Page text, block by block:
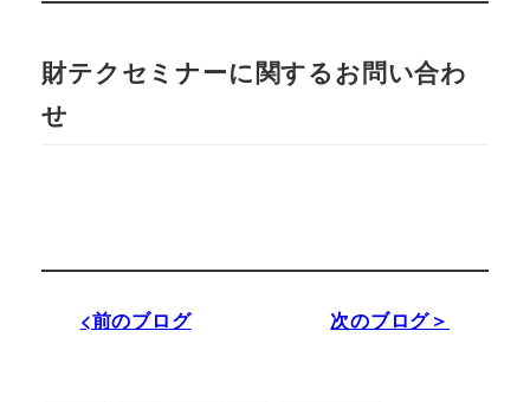
財テクセミナーに関するお問い合わ
せ
<前のブログ 次のブログ＞